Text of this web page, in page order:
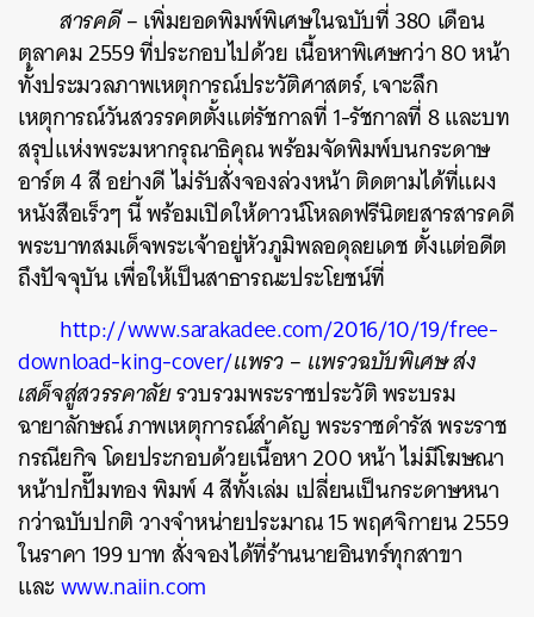
สารคดี– เพิ่มยอดพิมพ์พิเศษในฉบับที่ 380 เดือน
ตุลาคม 2559 ที่ประกอบไปด้วย เนื้อหาพิเศษกว่า 80 หน้า
ทั้งประมวลภาพเหตุการณ์ประวัติศาสตร์, เจาะลึก
เหตุการณ์วันสวรรคตตั้งแต่รัชกาลที่ 1-รัชกาลที่ 8 และบท
สรุปแห่งพระมหากรุณาธิคุณ พร้อมจัดพิมพ์บนกระดาษ
อาร์ต 4 สี อย่างดี ไม่รับสั่งจองล่วงหน้า ติดตามได้ที่แผง
หนังสือเร็วๆ นี้ พร้อมเปิดให้ดาวน์โหลดฟรีนิตยสารสารคดี
พระบาทสมเด็จพระเจ้าอยู่หัวภูมิพลอดุลยเดช ตั้งแต่อดีต
ถึงปัจจุบัน เพื่อให้เป็นสาธารณะประโยชน์ที่
http://www.sarakadee.com/2016/10/19/free-
download-king-cover/แพรว– แพรวฉบับพิเศษ ส่ง
เสด็จสู่สวรรคาลัยรวบรวมพระราชประวัติ พระบรม
ฉายาลักษณ์ ภาพเหตุการณ์สำคัญ พระราชดำรัส พระราช
กรณียกิจ โดยประกอบด้วยเนื้อหา 200 หน้า ไม่มีโฆษณา
หน้าปกปั๊มทอง พิมพ์ 4 สีทั้งเล่ม เปลี่ยนเป็นกระดาษหนา
กว่าฉบับปกติ วางจำหน่ายประมาณ 15 พฤศจิกายน 2559
ในราคา 199 บาท สั่งจองได้ที่ร้านนายอินทร์ทุกสาขา
และwww.naiin.com
SHARE TWEET LINE EMAIL